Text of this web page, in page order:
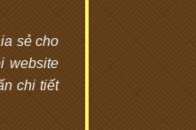
sẻ cho
website
chi tiết